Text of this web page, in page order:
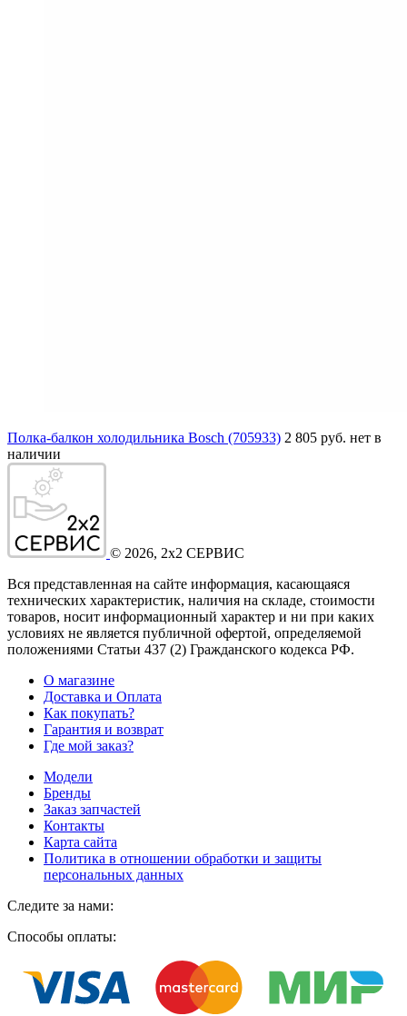
Полка-балкон холодильника Bosch (705933) 2 805 руб. нет в
наличии
© 2026, 2x2 СЕРВИС
Вся представленная на сайте информация, касающаяся
технических характеристик, наличия на складе, стоимости
товаров, носит информационный характер и ни при каких
условиях не является публичной офертой, определяемой
положениями Статьи 437 (2) Гражданского кодекса РФ.
О магазине
Доставка и Оплата
Как покупать?
Гарантия и возврат
Где мой заказ?
Модели
Бренды
Заказ запчастей
Контакты
Карта сайта
Политика в отношении обработки и защиты
персональных данных
Следите за нами:
Способы оплаты: